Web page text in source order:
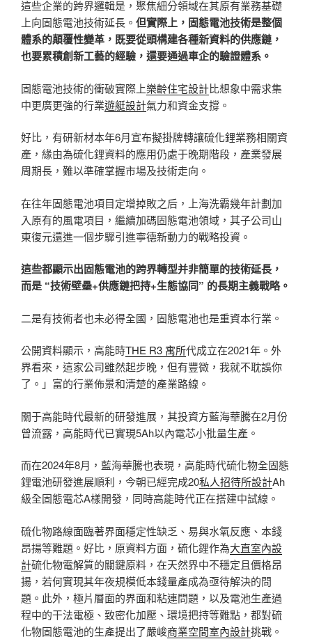
這些企業的跨界邏輯是，聚焦細分領域在其原有業務基礎
上向固態電池技術延長。 但實際上，固態電池技術是整個
體系的顛覆性變革，既要從頭構建各種新資料的供應鏈，
也要累積創新工藝的經驗，還要通過車企的驗證體系。
固態電池技術的衝破實際上樂齡住宅設計比想象中需求集
中更廣更強的行業遊艇設計氣力和資金支撐。
好比，有研新材本年6月宣布擬掛牌轉讓硫化鋰業務相關資
產，緣由為硫化鋰資料的應用仍處于晚期階段，產業發展
周期長，難以準確掌握市場及技術走向。
在往年固態電池項目定增掉敗之后，上海洗霸幾年計劃加
入原有的風電項目，繼續加碼固態電池領域，其子公司山
東復元還進一個步驟引進寧德新動力的戰略投資。
這些都顯示出固態電池的跨界轉型并非簡單的技術延長，
而是 “技術壁壘+供應鏈把持+生態協同” 的長期主義戰略。
二是有技術者也未必得全國，固態電池也是重資本行業。
公開資料顯示，高能時THE R3 寓所代成立在2021年。外
界看來，這家公司雖然起步晚，但有豐微，我就不耽誤你
了。」富的行業佈景和清楚的產業路線。
關于高能時代最新的研發進展，其投資方藍海華騰在2月份
曾流露，高能時代已實現5Ah以內電芯小批量生產。
而在2024年8月，藍海華騰也表現，高能時代硫化物全固態
鋰電池研發進展順利，今朝已經完成20私人招待所設計Ah
級全固態電芯A樣開發，同時高能時代正在搭建中試線。
硫化物路線面臨著界面穩定性缺乏、易與水氧反應、本錢
昂揚等難題。好比，原資料方面，硫化鋰作為大直室內設
計硫化物電解質的關鍵原料，在天然界中不穩定且價格昂
揚，若何實現其年夜規模低本錢量產成為亟待解決的問
題。此外，極片層面的界面和粘連問題，以及電池生產過
程中的干法電極、致密化加壓、環境把持等難點，都對硫
化物固態電池的生產提出了嚴峻商業空間室內設計挑戰。